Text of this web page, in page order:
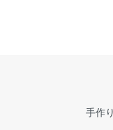
手作